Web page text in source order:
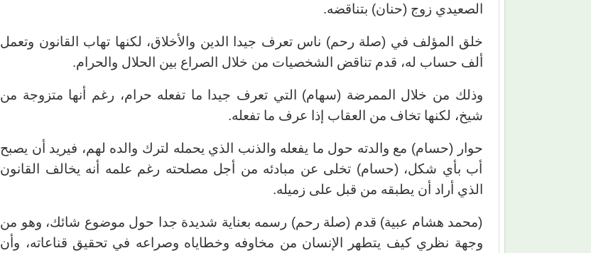
الصعيدي زوج (حنان) بتناقضه.
خلق المؤلف في (صلة رحم) ناس تعرف جيدا الدين والأخلاق، لكنها تهاب القانون وتعمل
ألف حساب له، قدم تناقض الشخصيات من خلال الصراع بين الحلال والحرام.
وذلك من خلال الممرضة (سهام) التي تعرف جيدا ما تفعله حرام، رغم أنها متزوجة من
شيخ، لكنها تخاف من العقاب إذا عرف ما تفعله.
حوار (حسام) مع والدته حول ما يفعله والذنب الذي يحمله لترك والده لهم، فيريد أن يصبح
أب بأي شكل، (حسام) تخلى عن مبادئه من أجل مصلحته رغم علمه أنه يخالف القانون
الذي أراد أن يطبقه من قبل على زميله.
(محمد هشام عبية) قدم (صلة رحم) رسمه بعناية شديدة جدا حول موضوع شائك، وهو من
وجهة نظري كيف يتطهر الإنسان من مخاوفه وخطاياه وصراعه في تحقيق قناعاته، وأن